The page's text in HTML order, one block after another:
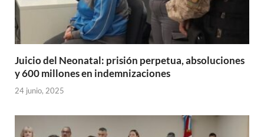
Juicio del Neonatal: prisión perpetua, absoluciones
y 600 millones en indemnizaciones
24 junio, 2025